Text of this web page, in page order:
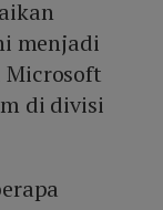
menjadi
Microsoft
di divisi